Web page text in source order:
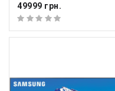
49999 грн.